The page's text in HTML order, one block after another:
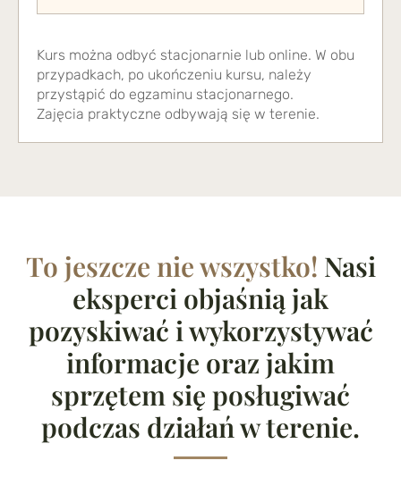
Kurs można odbyć stacjonarnie lub online. W obu
przypadkach, po ukończeniu kursu, należy
przystąpić do egzaminu stacjonarnego.
Zajęcia praktyczne odbywają się w terenie.
To jeszcze nie wszystko! Nasi
eksperci objaśnią jak
pozyskiwać i wykorzystywać
informacje oraz jakim
sprzętem się posługiwać
podczas działań w terenie.